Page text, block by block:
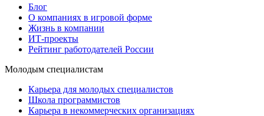
Блог
О компаниях в игровой форме
Жизнь в компании
ИТ-проекты
Рейтинг работодателей России
Молодым специалистам
Карьера для молодых специалистов
Школа программистов
Карьера в некоммерческих организациях